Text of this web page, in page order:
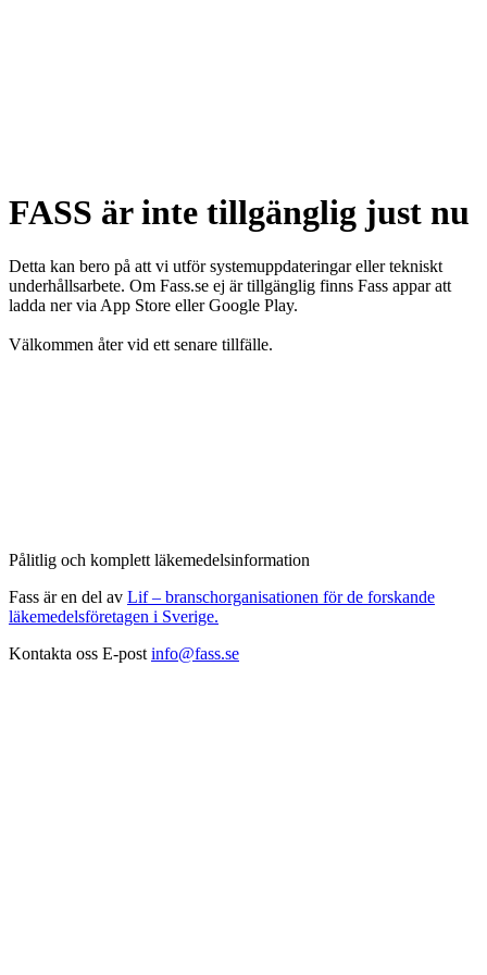
FASS är inte tillgänglig just nu
Detta kan bero på att vi utför systemuppdateringar eller tekniskt
underhållsarbete. Om Fass.se ej är tillgänglig finns Fass appar att
ladda ner via App Store eller Google Play.
Välkommen åter vid ett senare tillfälle.
Pålitlig och komplett läkemedelsinformation
Fass är en del av Lif – branschorganisationen för de forskande
läkemedelsföretagen i Sverige.
Kontakta oss E-post info@fass.se